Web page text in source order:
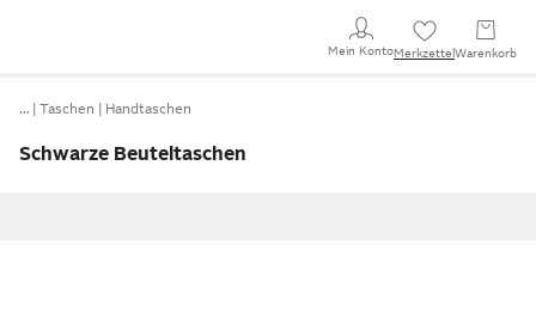
Mein KontoMerkzettel Warenkorb
… Taschen Handtaschen
Schwarze Beuteltaschen